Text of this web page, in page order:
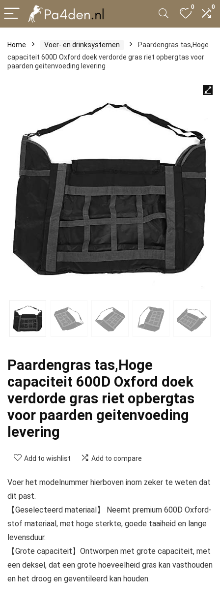
0 0
Home Voer- en drinksystemen
Paardengras tas,Hoge
capaciteit 600D Oxford doek verdorde gras riet opbergtas voor
paarden geitenvoeding levering
Paardengras tas,Hoge
capaciteit 600D Oxford doek
verdorde gras riet opbergtas
voor paarden geitenvoeding
levering
Add to wishlist Add to compare
Voer het modelnummer hierboven inom zeker te weten dat
dit past.
【Geselecteerd materiaal】 Neemt premium 600D Oxford-
stof materiaal, met hoge sterkte, goede taaiheid en lange
levensduur.
【Grote capaciteit】Ontworpen met grote capaciteit, met
een deksel, dat een grote hoeveelheid gras kan vasthouden
en het droog en geventileerd kan houden.